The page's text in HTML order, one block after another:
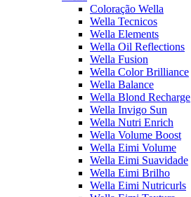
Coloração Wella
Wella Tecnicos
Wella Elements
Wella Oil Reflections
Wella Fusion
Wella Color Brilliance
Wella Balance
Wella Blond Recharge
Wella Invigo Sun
Wella Nutri Enrich
Wella Volume Boost
Wella Eimi Volume
Wella Eimi Suavidade
Wella Eimi Brilho
Wella Eimi Nutricurls